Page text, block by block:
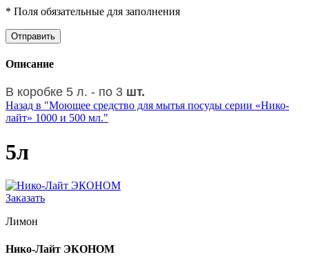
* Поля обязательные для заполнения
Описание
В коробке 5 л. - по 3 шт.
Назад в "Моющее средство для мытья посуды серии «Нико-
лайт» 1000 и 500 мл."
5л
Заказать
Лимон
Нико-Лайт ЭКОНОМ